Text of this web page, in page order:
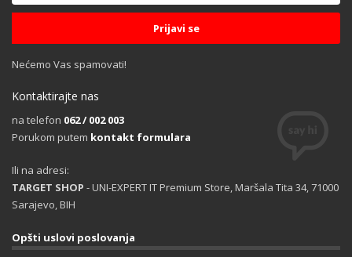
Nećemo Vas spamovati!
Kontaktirajte nas
na telefon 062 / 002 003
Porukom putem kontakt formulara
Ili na adresi:
TARGET SHOP - UNI-EXPERT IT Premium Store, Maršala Tita 34, 71000
Sarajevo, BIH
Opšti uslovi poslovanja